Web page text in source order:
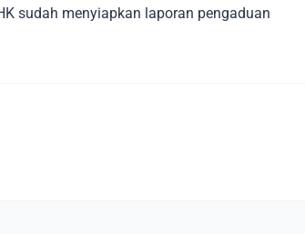
sudah menyiapkan laporan pengaduan